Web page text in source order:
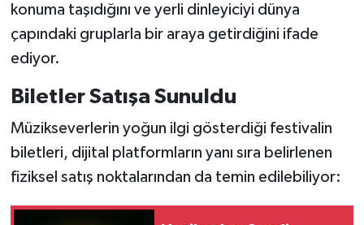
konuma taşıdığını ve yerli dinleyiciyi dünya
çapındaki gruplarla bir araya getirdiğini ifade
ediyor.
Biletler Satışa Sunuldu
Müzikseverlerin yoğun ilgi gösterdiği festivalin
biletleri, dijital platformların yanı sıra belirlenen
fiziksel satış noktalarından da temin edilebiliyor: